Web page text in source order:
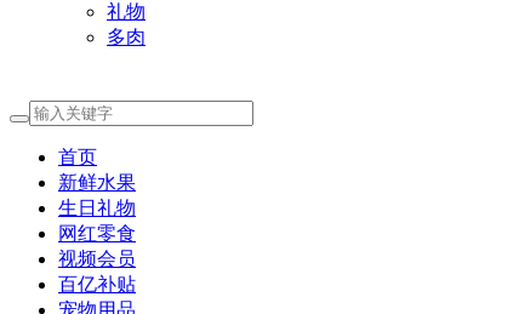
礼物
多肉
首页
新鲜水果
生日礼物
网红零食
视频会员
百亿补贴
宠物用品